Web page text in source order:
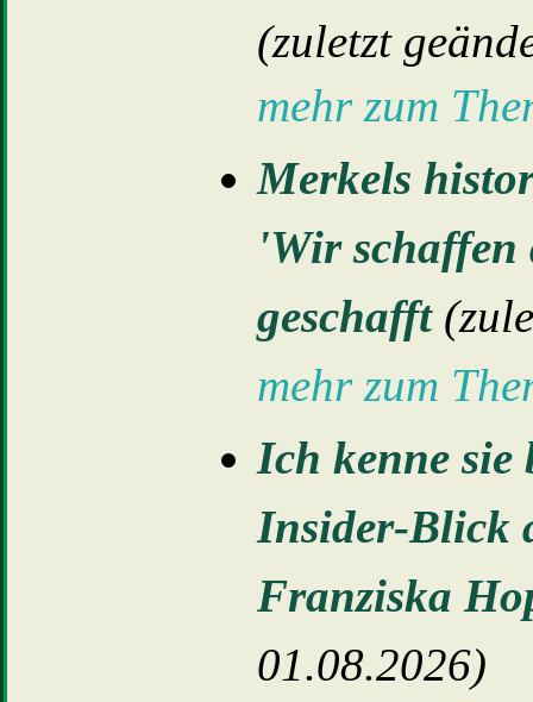
(zuletzt
mehr zum
Merkels
'Wir schaffen
geschafft
mehr zum
Ich kenne sie
Insider-Blick
Franziska
01.08.2026)